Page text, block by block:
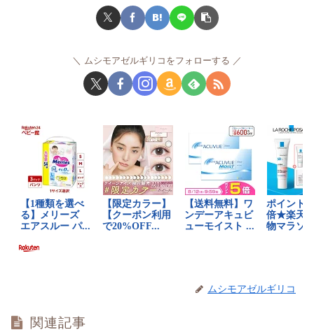
ムシモアゼルギリコをフォローする
ムシモアゼルギリコ
関連記事